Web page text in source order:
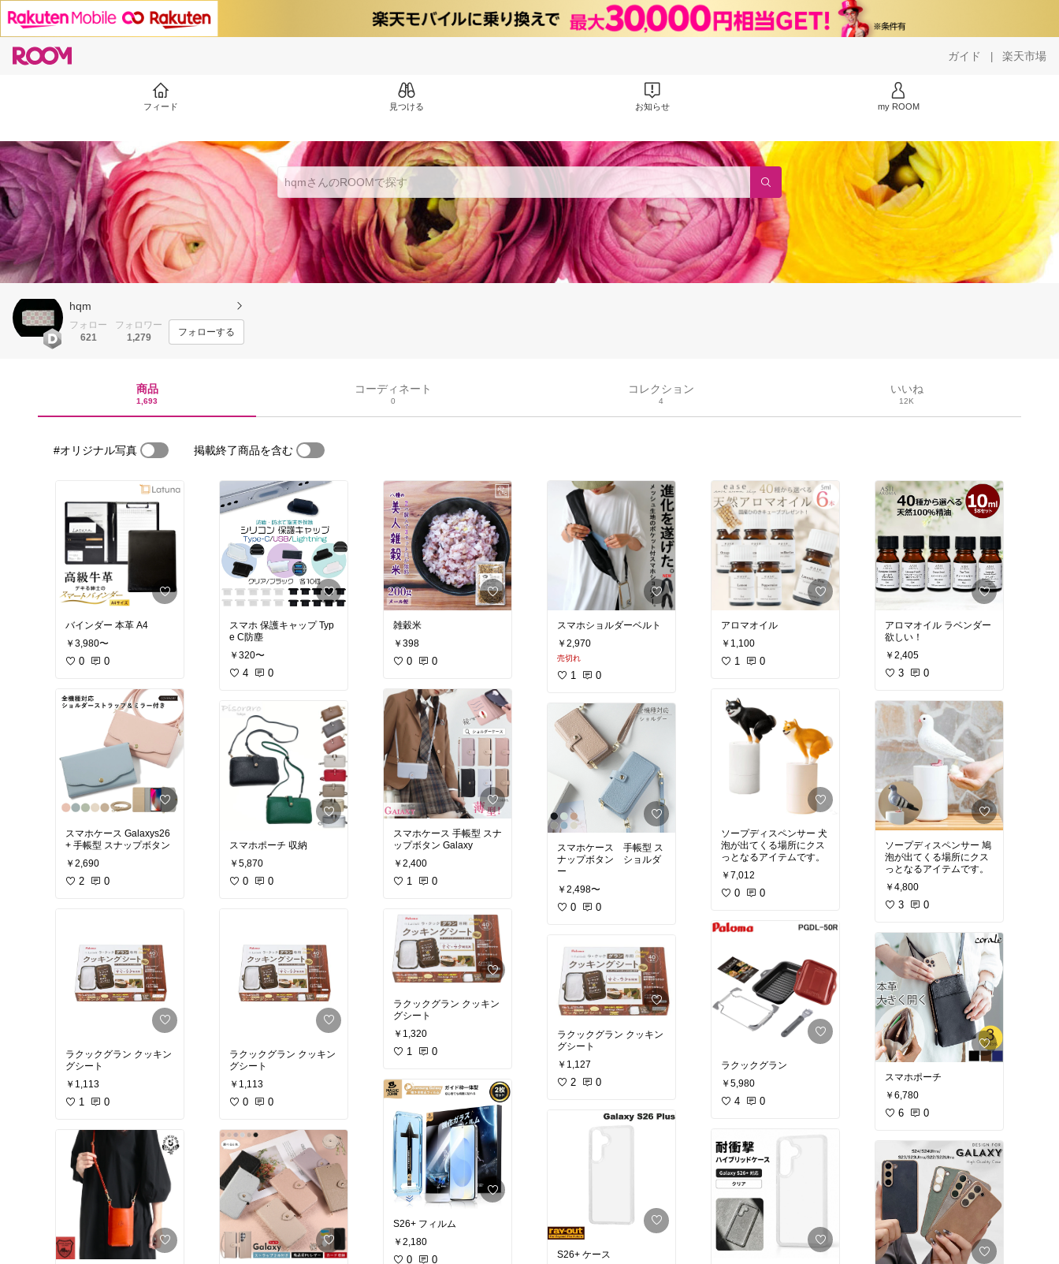
ガイド | 楽天市場
フィード 見つける お知らせ my ROOM
hqm
フォロー
621
フォロワー
1,279
フォローする
商品
1,693
コーディネート
0
コレクション
4
いいね
12K
#オリジナル写真 掲載終了商品を含む
バインダー 本革 A4
￥3,980〜
0 0
スマホケース Galaxys26
+ 手帳型 スナップボタン
￥2,690
2 0
ラクックグラン クッキン
グシート
￥1,113
1 0
スマホ 保護キャップ Typ
e C防塵
￥320〜
4 0
スマホポーチ 収納
￥5,870
0 0
ラクックグラン クッキン
グシート
￥1,113
0 0
雑穀米
￥398
0 0
スマホケース 手帳型 スナ
ップボタン Galaxy
￥2,400
1 0
ラクックグラン クッキン
グシート
￥1,320
1 0
S26+ フィルム
￥2,180
0 0
スマホショルダーベルト
￥2,970
売切れ
1 0
スマホケース 手帳型 ス
ナップボタン ショルダ
ー
￥2,498〜
0 0
ラクックグラン クッキン
グシート
￥1,127
2 0
S26+ ケース
アロマオイル
￥1,100
1 0
ソープディスペンサー 犬
泡が出てくる場所にクス
っとなるアイテムです。
￥7,012
0 0
ラクックグラン
￥5,980
4 0
アロマオイル ラベンダー
欲しい！
￥2,405
3 0
ソープディスペンサー 鳩
泡が出てくる場所にクス
っとなるアイテムです。
￥4,800
3 0
スマホポーチ
￥6,780
6 0